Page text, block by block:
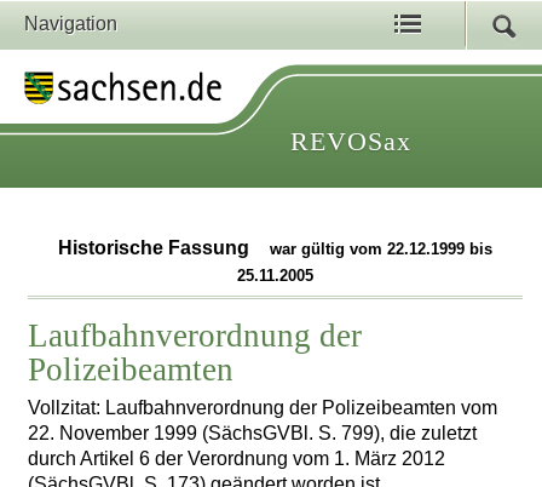
Navigation
REVOSax
Historische Fassung
war gültig vom 22.12.1999 bis
25.11.2005
Laufbahnverordnung der
Polizeibeamten
Vollzitat: Laufbahnverordnung der Polizeibeamten vom
22. November 1999 (SächsGVBl. S. 799), die zuletzt
durch Artikel 6 der Verordnung vom 1. März 2012